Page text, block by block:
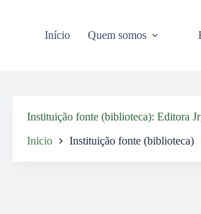
Início Quem somos
Instituição fonte (biblioteca) Editora
Inicio Instituição fonte (biblioteca)